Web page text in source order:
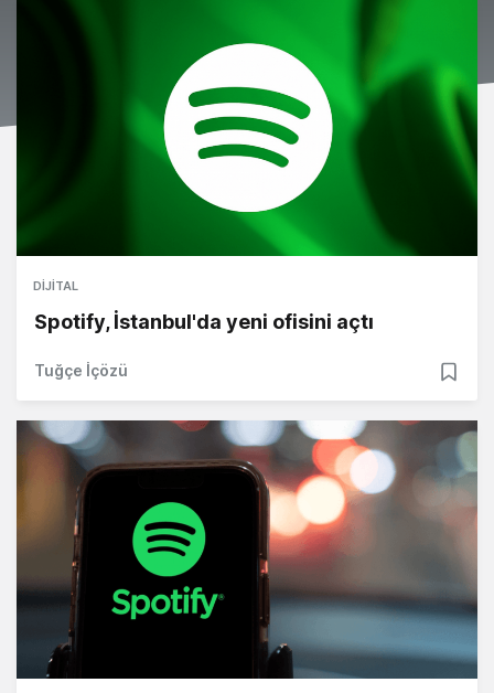
DIJITAL
Spotify, İstanbul'da yeni ofisini açtı
Tuğçe İçözü